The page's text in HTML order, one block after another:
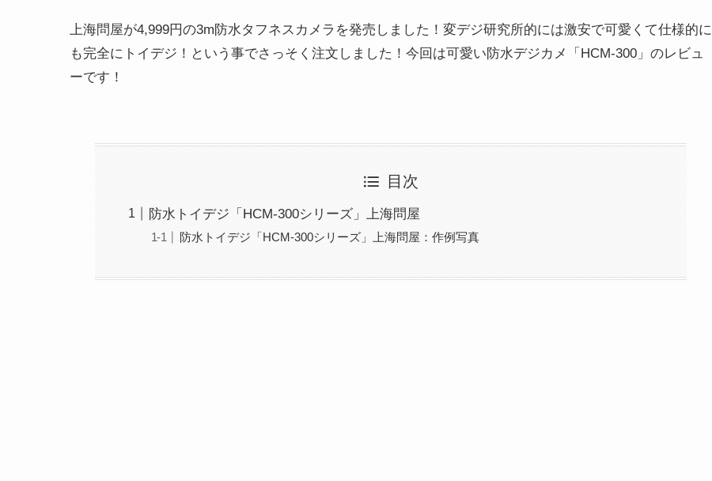
上海問屋が4,999円の3m防水タフネスカメラを発売しました！変デジ研究所的には激安で可愛くて仕様的に
も完全にトイデジ！という事でさっそく注文しました！今回は可愛い防水デジカメ「HCM-300」のレビュ
ーです！
目次
防水トイデジ「HCM-300シリーズ」上海問屋
防水トイデジ「HCM-300シリーズ」上海問屋：作例写真